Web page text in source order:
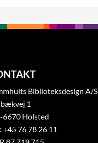
Biblioteksdesign A/S
1
6670 Holsted
+45 76 78 26 11